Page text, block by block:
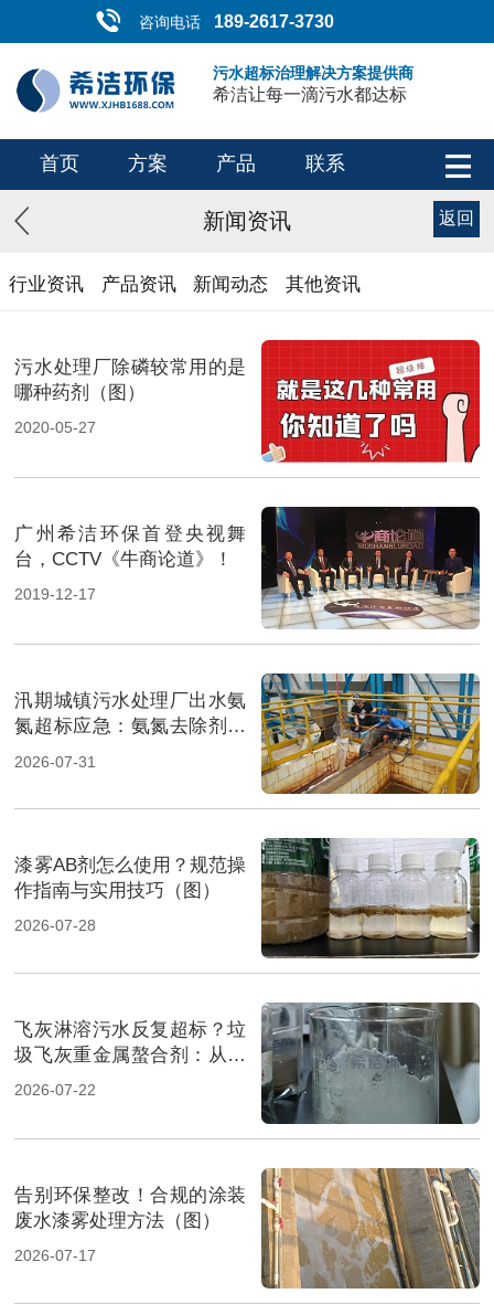
咨询电话 189-2617-3730
污水超标治理解决方案提供商
希洁让每一滴污水都达标
首页 方案 产品 联系
新闻资讯 返回
行业资讯 产品资讯 新闻动态 其他资讯
污水处理厂除磷较常用的是
哪种药剂（图）
2020-05-27
广州希洁环保首登央视舞
台，CCTV《牛商论道》！
2019-12-17
汛期城镇污水处理厂出水氨
氮超标应急：氨氮去除剂投
加方法及实操指南（图）
2026-07-31
漆雾AB剂怎么使用？规范操
作指南与实用技巧（图）
2026-07-28
飞灰淋溶污水反复超标？垃
圾飞灰重金属螯合剂：从源
头实现固液双达标（图）
2026-07-22
告别环保整改！合规的涂装
废水漆雾处理方法（图）
2026-07-17